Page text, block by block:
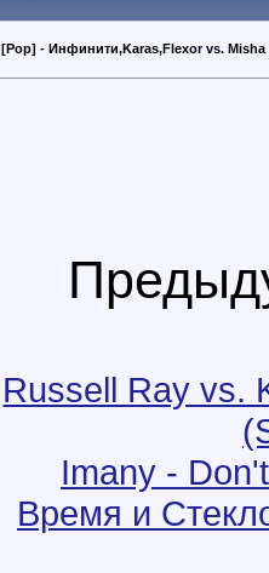
[Pop] - Инфинити,Karas,Flexor vs.
Russell Ray vs.
Imany -
Время и